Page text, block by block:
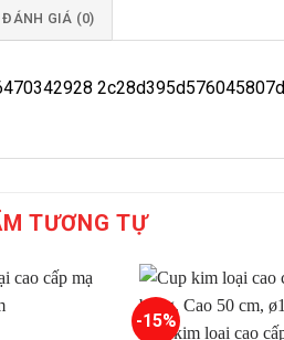
ĐÁNH GIÁ (0)
TƯƠNG TỰ
-15%